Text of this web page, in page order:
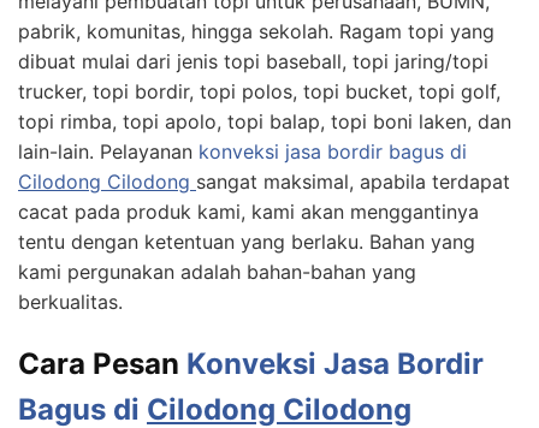
pabrik, komunitas, hingga sekolah. Ragam topi yang
dibuat mulai dari jenis topi baseball, topi jaring/topi
trucker, topi bordir, topi polos, topi bucket, topi golf,
topi rimba, topi apolo, topi balap, topi boni laken, dan
lain-lain. Pelayanan konveksi jasa bordir bagus di
Cilodong Cilodong sangat maksimal, apabila terdapat
cacat pada produk kami, kami akan menggantinya
tentu dengan ketentuan yang berlaku. Bahan yang
kami pergunakan adalah bahan-bahan yang
berkualitas.
Cara Pesan Konveksi Jasa Bordir
Bagus di Cilodong Cilodong